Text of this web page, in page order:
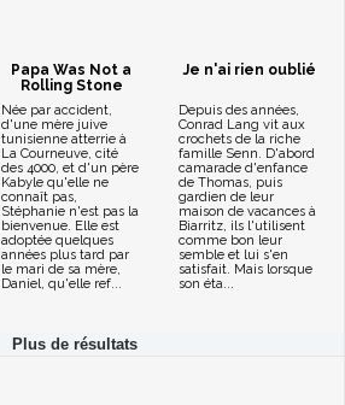
Papa Was Not a
Rolling Stone
Née par accident,
d'une mère juive
tunisienne atterrie à
La Courneuve, cité
des 4000, et d'un père
Kabyle qu'elle ne
connaît pas,
Stéphanie n'est pas la
bienvenue. Elle est
adoptée quelques
années plus tard par
le mari de sa mère,
Daniel, qu'elle ref...
Je n'ai rien oublié
Depuis des années,
Conrad Lang vit aux
crochets de la riche
famille Senn. D'abord
camarade d'enfance
de Thomas, puis
gardien de leur
maison de vacances à
Biarritz, ils l'utilisent
comme bon leur
semble et lui s'en
satisfait. Mais lorsque
son éta...